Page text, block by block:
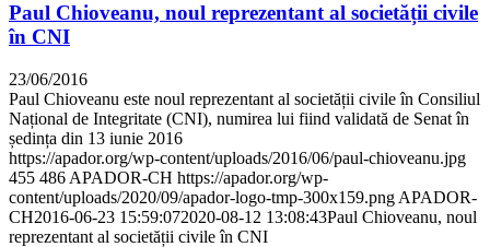
Paul Chioveanu, noul reprezentant al societății civile
în CNI
23/06/2016
Paul Chioveanu este noul reprezentant al societății civile în Consiliul
Național de Integritate (CNI), numirea lui fiind validată de Senat în
ședința din 13 iunie 2016
https://apador.org/wp-content/uploads/2016/06/paul-chioveanu.jpg
455 486 APADOR-CH https://apador.org/wp-
content/uploads/2020/09/apador-logo-tmp-300x159.png APADOR-
CH2016-06-23 15:59:072020-08-12 13:08:43Paul Chioveanu, noul
reprezentant al societății civile în CNI